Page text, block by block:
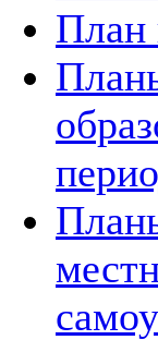
План